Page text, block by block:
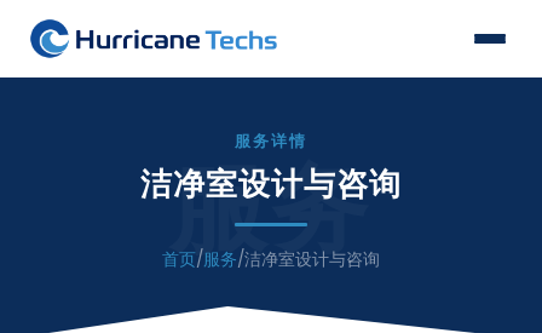
服务
服务详情
洁净室设计与咨询
首页/服务/洁净室设计与咨询